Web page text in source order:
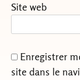
Site web
Enregistrer
site dans le